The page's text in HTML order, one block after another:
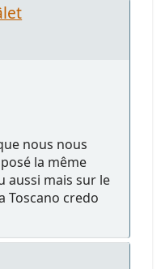
nous nous
la même
aussi mais sur le
Toscano credo